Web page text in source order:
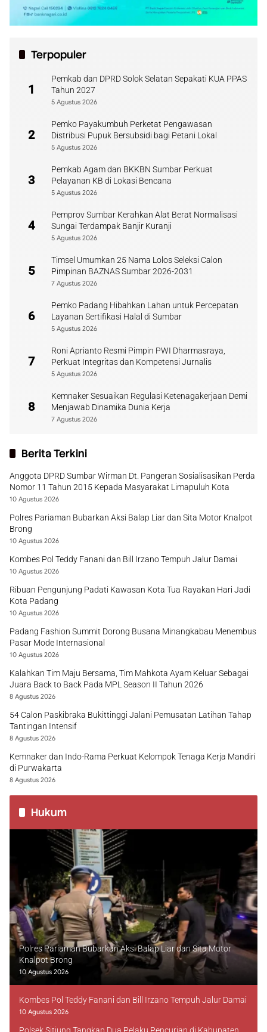
Terpopuler
1
Pemkab dan DPRD Solok Selatan Sepakati KUA PPAS
Tahun 2027
5 Agustus 2026
2
Pemko Payakumbuh Perketat Pengawasan
Distribusi Pupuk Bersubsidi bagi Petani Lokal
5 Agustus 2026
3
Pemkab Agam dan BKKBN Sumbar Perkuat
Pelayanan KB di Lokasi Bencana
5 Agustus 2026
4
Pemprov Sumbar Kerahkan Alat Berat Normalisasi
Sungai Terdampak Banjir Kuranji
5 Agustus 2026
5
Timsel Umumkan 25 Nama Lolos Seleksi Calon
Pimpinan BAZNAS Sumbar 2026-2031
7 Agustus 2026
6
Pemko Padang Hibahkan Lahan untuk Percepatan
Layanan Sertifikasi Halal di Sumbar
5 Agustus 2026
7
Roni Aprianto Resmi Pimpin PWI Dharmasraya,
Perkuat Integritas dan Kompetensi Jurnalis
5 Agustus 2026
8
Kemnaker Sesuaikan Regulasi Ketenagakerjaan Demi
Menjawab Dinamika Dunia Kerja
7 Agustus 2026
Berita Terkini
Anggota DPRD Sumbar Wirman Dt. Pangeran Sosialisasikan Perda
Nomor 11 Tahun 2015 Kepada Masyarakat Limapuluh Kota
10 Agustus 2026
Polres Pariaman Bubarkan Aksi Balap Liar dan Sita Motor Knalpot
Brong
10 Agustus 2026
Kombes Pol Teddy Fanani dan Bill Irzano Tempuh Jalur Damai
10 Agustus 2026
Ribuan Pengunjung Padati Kawasan Kota Tua Rayakan Hari Jadi
Kota Padang
10 Agustus 2026
Padang Fashion Summit Dorong Busana Minangkabau Menembus
Pasar Mode Internasional
10 Agustus 2026
Kalahkan Tim Maju Bersama, Tim Mahkota Ayam Keluar Sebagai
Juara Back to Back Pada MPL Season II Tahun 2026
8 Agustus 2026
54 Calon Paskibraka Bukittinggi Jalani Pemusatan Latihan Tahap
Tantingan Intensif
8 Agustus 2026
Kemnaker dan Indo-Rama Perkuat Kelompok Tenaga Kerja Mandiri
di Purwakarta
8 Agustus 2026
Hukum
Polres Pariaman Bubarkan Aksi Balap Liar dan Sita Motor
Knalpot Brong
10 Agustus 2026
Kombes Pol Teddy Fanani dan Bill Irzano Tempuh Jalur Damai
10 Agustus 2026